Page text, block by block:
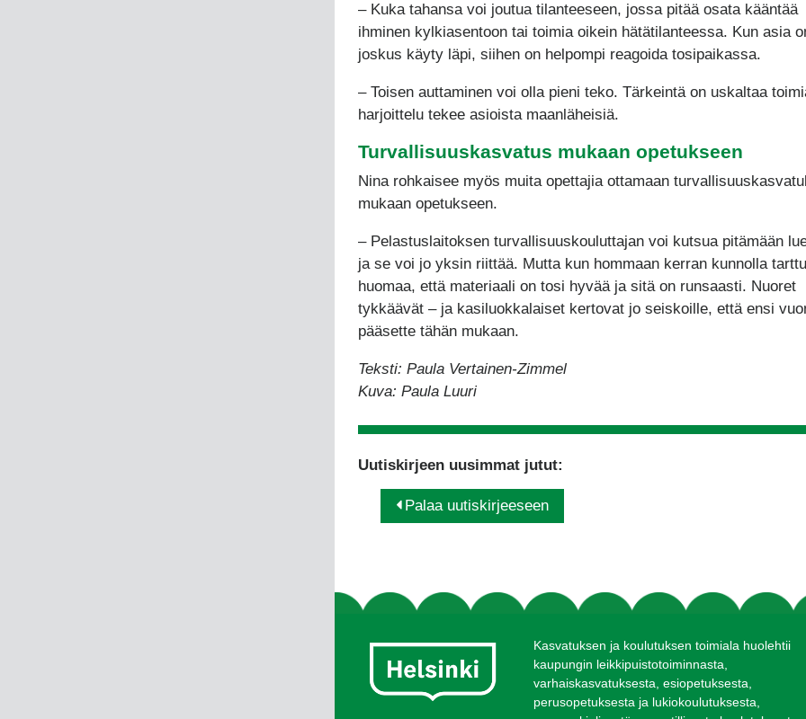
– Kuka tahansa voi joutua tilanteeseen, jossa pitää osata kääntää
ihminen kylkiasentoon tai toimia oikein hätätilanteessa. Kun asia
joskus käyty läpi, siihen on helpompi reagoida tosipaikassa.
– Toisen auttaminen voi olla pieni teko. Tärkeintä on uskaltaa
harjoittelu tekee asioista maanläheisiä.
Turvallisuuskasvatus mukaan opetukseen
Nina rohkaisee myös muita opettajia ottamaan
mukaan opetukseen.
– Pelastuslaitoksen turvallisuuskouluttajan voi kutsua pitämään
ja se voi jo yksin riittää. Mutta kun hommaan kerran kunnolla
huomaa, että materiaali on tosi hyvää ja sitä on runsaasti. Nuoret
tykkäävät – ja kasiluokkalaiset kertovat jo seiskoille, että ensi
pääsette tähän mukaan.
Teksti: Paula Vertainen-Zimmel
Kuva: Paula Luuri
Uutiskirjeen uusimmat jutut:
Palaa uutiskirjeeseen
Kasvatuksen ja koulutuksen toimiala huolehtii
kaupungin leikkipuistotoiminnasta,
varhaiskasvatuksesta, esiopetuksesta,
perusopetuksesta ja lukiokoulutuksesta,